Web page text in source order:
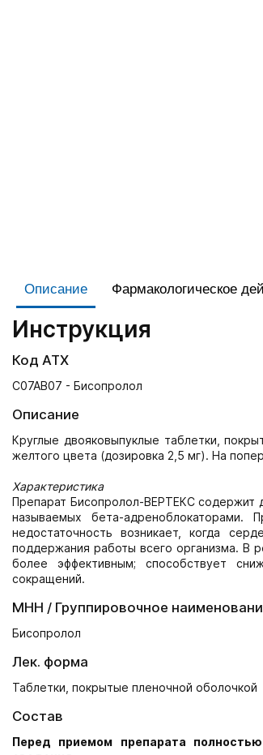
Описание Фармакологическое
Инструкция
Код АТХ
C07AB07 - Бисопролол
Описание
Круглые двояковыпуклые таблетки,
желтого цвета (дозировка 2,5 мг). На
Характеристика
Препарат Бисопролол-ВЕРТЕКС содержит
называемых бета-
недостаточность возникает, когда
поддержания работы всего организма. В
более эффективным; способствует
сокращений.
МНН / Группировочное
Бисопролол
Лек. форма
Таблетки, покрытые пленочной оболочкой
Состав
Перед приемом препарата